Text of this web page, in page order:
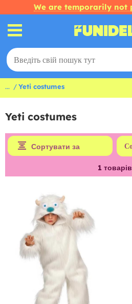
We are temporarily not
... Yeti costumes
Yeti costumes
Сортувати за
1 товарів